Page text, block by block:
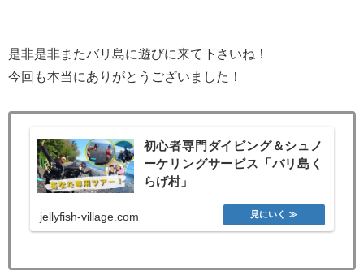
是非是非またバリ島に遊びに来て下さいね！
今回も本当にありがとうございました！
初心者専門ダイビング＆シュノ
ーケリングサービス「バリ島く
らげ村」
jellyfish-village.com